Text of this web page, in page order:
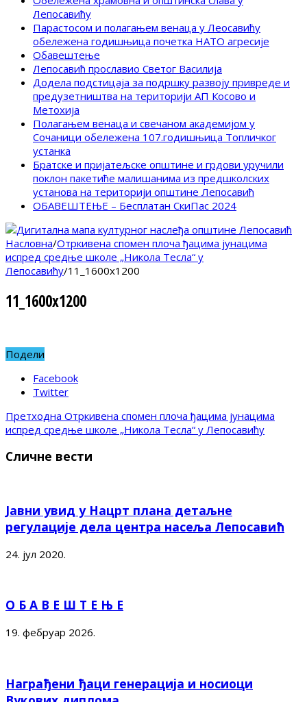
Лепосавићу
Парастосом и полагањем венаца у Леосавићу
обележена годишњица почетка НАТО агресије
Обавештење
Лепосавић прославио Светог Василија
Додела подстицаја за подршку развоју привреде и
предузетништва на територији АП Косово и
Метохија
Полагањем венаца и свечаном академијом у
Сочаници обележена 107.годишњица Топличког
устанка
Братске и пријатељске општине и грдови уручили
поклон пакетиће малишанима из предшколских
установа на територији општине Лепосавић
ОБАВЕШТЕЊЕ – Бесплатан СкиПас 2024
Насловна/Отркивена спомен плоча ђацима јунацима
испред средње школе „Никола Тесла“ у
Лепосавићу/11_1600x1200
11_1600x1200
Подели
Facebook
Twitter
Претходна Отркивена спомен плоча ђацима јунацима
испред средње школе „Никола Тесла“ у Лепосавићу
Сличне вести
Јавни увид у Нацрт плана детаљне
регулације дела центра насеља Лепосавић
24. јул 2020.
О Б А В Е Ш Т Е Њ Е
19. фебруар 2026.
Награђени ђаци генерација и носиоци